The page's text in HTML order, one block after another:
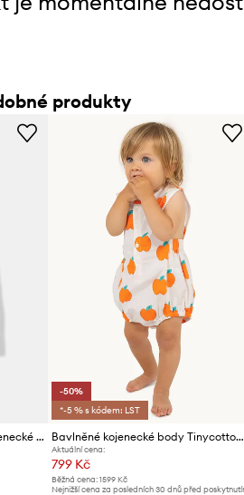
produkty
United Colors of Benetton kojenecké romper se lnem
-50%
*-5 % s kódem: LST
Bavlněné kojenecké body Tinycottons APPLES WOVEN BODY
Aktuální cena:
799 Kč
Běžná cena:1599 Kč
Nejnižší cena za posledních 30 dnů před